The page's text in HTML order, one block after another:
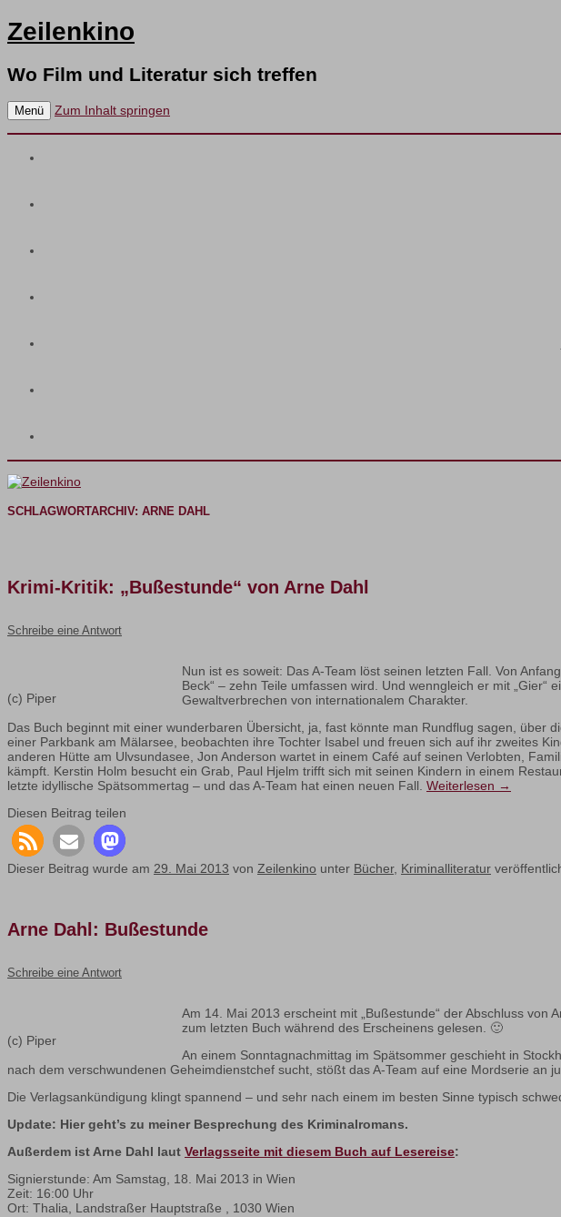
Zeilenkino
Wo Film und Literatur sich treffen
Menü Zum Inhalt springen
SCHLAGWORTARCHIV: ARNE DAHL
Krimi-Kritik: „Bußestunde“ von Arne Dahl
Schreibe eine Antwort
(c) Piper
Nun ist es soweit: Das A-Team löst seinen letzten Fall. Von
Beck“ – zehn Teile umfassen wird. Und wenngleich er mit
Gewaltverbrechen von internationalem Charakter.
Das Buch beginnt mit einer wunderbaren Übersicht, ja, fast könnte man Rundflug sagen, über
einer Parkbank am Mälarsee, beobachten ihre Tochter Isabel und freuen sich auf ihr zweites
anderen Hütte am Ulvsundasee, Jon Anderson wartet in einem Café auf seinen Verlobten,
kämpft. Kerstin Holm besucht ein Grab, Paul Hjelm trifft sich mit seinen Kindern in einem
letzte idyllische Spätsommertag – und das A-Team hat einen neuen Fall. Weiterlesen →
Diesen Beitrag teilen
Dieser Beitrag wurde am 29. Mai 2013 von Zeilenkino unter Bücher, Kriminalliteratur
Arne Dahl: Bußestunde
Schreibe eine Antwort
(c) Piper
Am 14. Mai 2013 erscheint mit „Bußestunde“ der Abschluss
zum letzten Buch während des Erscheinens gelesen. 🙂
An einem Sonntagnachmittag im Spätsommer geschieht in
nach dem verschwundenen Geheimdienstchef sucht, stößt das A-Team auf eine Mordserie an
Die Verlagsankündigung klingt spannend – und sehr nach einem im besten Sinne typisch
Update: Hier geht’s zu meiner Besprechung des Kriminalromans.
Außerdem ist Arne Dahl laut Verlagsseite mit diesem Buch auf Lesereise:
Signierstunde: Am Samstag, 18. Mai 2013 in Wien
Zeit: 16:00 Uhr
Ort: Thalia, Landstraßer Hauptstraße , 1030 Wien